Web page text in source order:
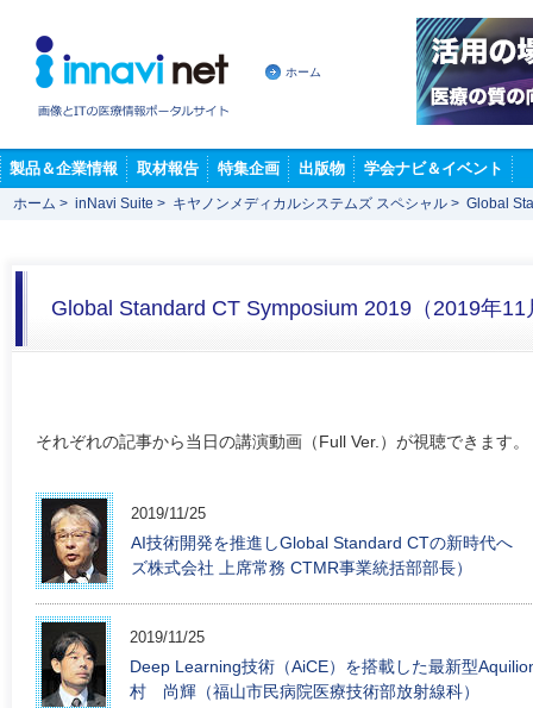
ホーム
製品＆企業情報 取材報告 特集企画 出版物 学会ナビ＆イベント
ホーム > inNavi Suite > キヤノンメディカルシステムズ スペシャル > Global
Global Standard CT Symposium 2019（2019年11
それぞれの記事から当日の講演動画（Full Ver.）が視聴できます。
2019/11/25
AI技術開発を推進しGlobal Standard CTの新時代
ズ株式会社 上席常務 CTMR事業統括部部長）
2019/11/25
Deep Learning技術（AiCE）を搭載した最新型
村 尚輝（福山市民病院医療技術部放射線科）